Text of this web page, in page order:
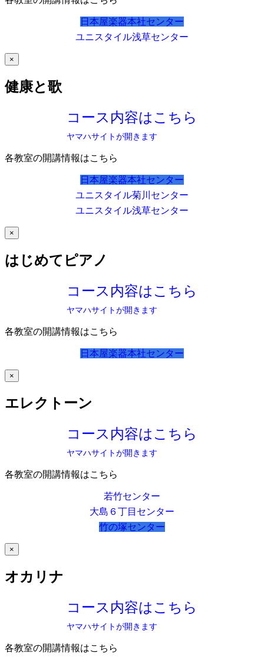
日本屋楽器本社センター
ユニスタイル浅草センター
×
健康と歌
コース内容はこちら
ヤマハサイトが開きます
各教室の開講情報はこちら
日本屋楽器本社センター
ユニスタイル菊川センター
ユニスタイル浅草センター
×
はじめてピアノ
コース内容はこちら
ヤマハサイトが開きます
各教室の開講情報はこちら
日本屋楽器本社センター
×
エレクトーン
コース内容はこちら
ヤマハサイトが開きます
各教室の開講情報はこちら
若竹センター
大島６丁目センター
竹の塚センター
×
オカリナ
コース内容はこちら
ヤマハサイトが開きます
各教室の開講情報はこちら